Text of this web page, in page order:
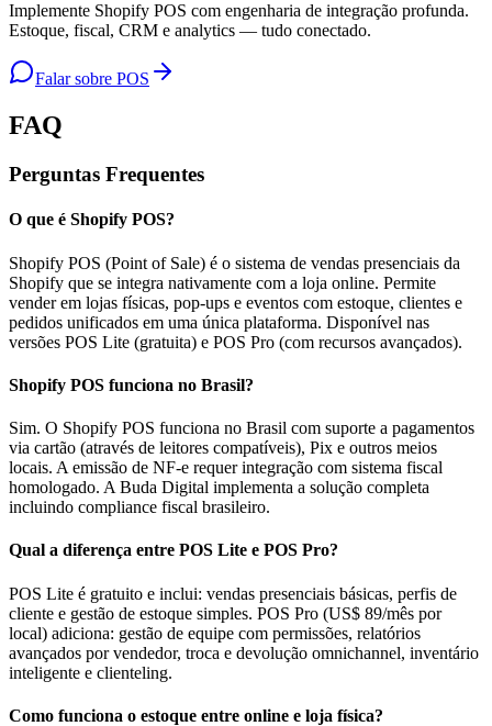
Implemente Shopify POS com engenharia de integração profunda.
Estoque, fiscal, CRM e analytics — tudo conectado.
Falar sobre POS
FAQ
Perguntas Frequentes
O que é Shopify POS?
Shopify POS (Point of Sale) é o sistema de vendas presenciais da
Shopify que se integra nativamente com a loja online. Permite
vender em lojas físicas, pop-ups e eventos com estoque, clientes e
pedidos unificados em uma única plataforma. Disponível nas
versões POS Lite (gratuita) e POS Pro (com recursos avançados).
Shopify POS funciona no Brasil?
Sim. O Shopify POS funciona no Brasil com suporte a pagamentos
via cartão (através de leitores compatíveis), Pix e outros meios
locais. A emissão de NF-e requer integração com sistema fiscal
homologado. A Buda Digital implementa a solução completa
incluindo compliance fiscal brasileiro.
Qual a diferença entre POS Lite e POS Pro?
POS Lite é gratuito e inclui: vendas presenciais básicas, perfis de
cliente e gestão de estoque simples. POS Pro (US$ 89/mês por
local) adiciona: gestão de equipe com permissões, relatórios
avançados por vendedor, troca e devolução omnichannel, inventário
inteligente e clienteling.
Como funciona o estoque entre online e loja física?